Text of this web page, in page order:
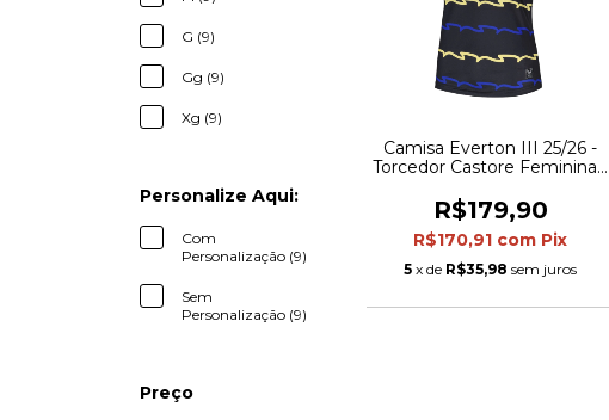
G (9)
Gg (9)
Xg (9)
Personalize Aqui:
Com
Personalização (9)
Sem
Personalização (9)
Preço
Camisa Everton III 25/26 -
Torcedor Castore Feminina -
e amarelo
R$179,90
R$170,91 com Pix
5 x de R$35,98 sem juros